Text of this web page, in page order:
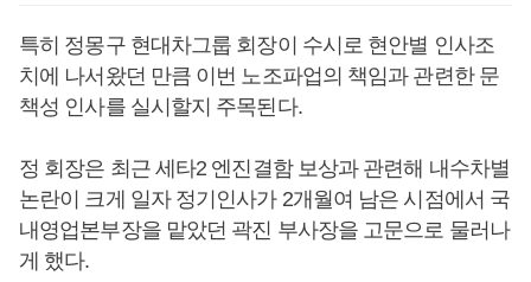
특히 정몽구 현대차그룹 회장이 수시로 현안별 인사조
치에 나서왔던 만큼 이번 노조파업의 책임과 관련한 문
책성 인사를 실시할지 주목된다.
정 회장은 최근 세타2 엔진결함 보상과 관련해 내수차별
논란이 크게 일자 정기인사가 2개월여 남은 시점에서 국
내영업본부장을 맡았던 곽진 부사장을 고문으로 물러나
게 했다.